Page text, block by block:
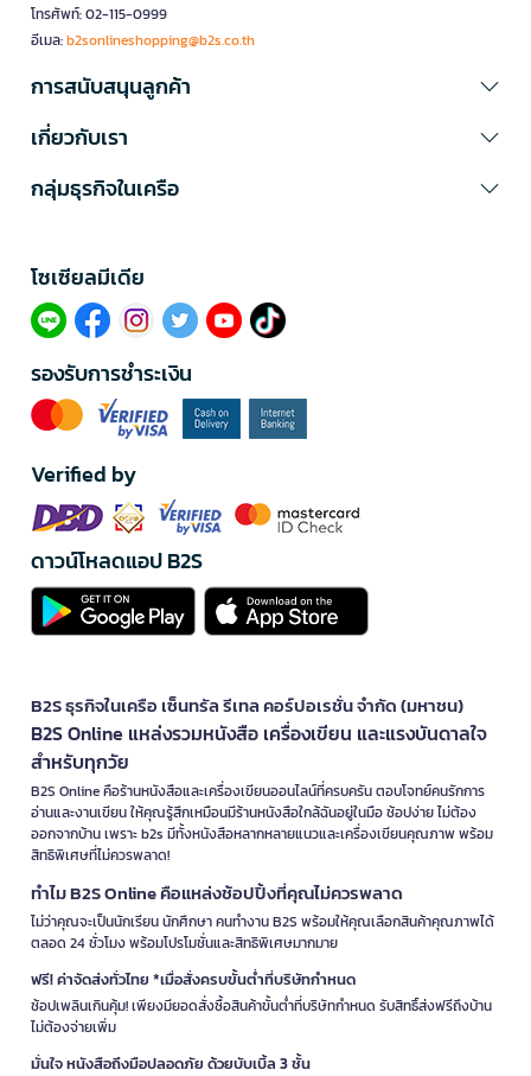
โทรศัพท์: 02-115-0999
อีเมล:b2sonlineshopping@b2s.co.th
การสนับสนุนลูกค้า
เกี่ยวกับเรา
กลุ่มธุรกิจในเครือ
โซเซียลมีเดีย​
รองรับการชำระเงิน
Verified by
ดาวน์โหลดแอป B2S
B2S ธุรกิจในเครือ เซ็นทรัล รีเทล คอร์ปอเรชั่น จำกัด (มหาชน)
B2S Online แหล่งรวมหนังสือ เครื่องเขียน และแรงบันดาลใจ
สำหรับทุกวัย
B2S Online คือร้านหนังสือและเครื่องเขียนออนไลน์ที่ครบครัน ตอบโจทย์คนรักการ
อ่านและงานเขียน ให้คุณรู้สึกเหมือนมีร้านหนังสือใกล้ฉันอยู่ในมือ ช้อปง่าย ไม่ต้อง
ออกจากบ้าน เพราะ b2s มีทั้งหนังสือหลากหลายแนวและเครื่องเขียนคุณภาพ พร้อม
สิทธิพิเศษที่ไม่ควรพลาด!
ทำไม B2S Online คือแหล่งช้อปปิ้งที่คุณไม่ควรพลาด
ไม่ว่าคุณจะเป็นนักเรียน นักศึกษา คนทำงาน B2S พร้อมให้คุณเลือกสินค้าคุณภาพได้
ตลอด 24 ชั่วโมง พร้อมโปรโมชั่นและสิทธิพิเศษมากมาย
ฟรี! ค่าจัดส่งทั่วไทย *เมื่อสั่งครบขั้นต่ำที่บริษัทกำหนด
ช้อปเพลินเกินคุ้ม! เพียงมียอดสั่งซื้อสินค้าขั้นต่ำที่บริษัทกำหนด รับสิทธิ์ส่งฟรีถึงบ้าน
ไม่ต้องจ่ายเพิ่ม
มั่นใจ หนังสือถึงมือปลอดภัย ด้วยบับเบิ้ล 3 ชั้น